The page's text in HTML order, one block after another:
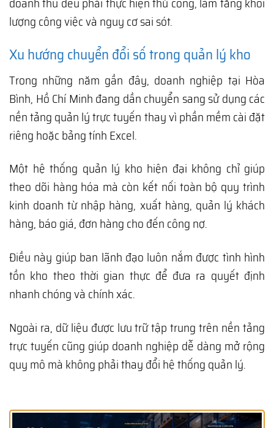
lượng công việc và nguy cơ sai sót.
Xu hướng chuyển đổi số trong quản lý kho
Trong những năm gần đây, doanh nghiệp tại Hòa
Bình, Hồ Chí Minh đang dần chuyển sang sử dụng các
nền tảng quản lý trực tuyến thay vì phần mềm cài đặt
riêng hoặc bảng tính Excel.
Một hệ thống quản lý kho hiện đại không chỉ giúp
theo dõi hàng hóa mà còn kết nối toàn bộ quy trình
kinh doanh từ nhập hàng, xuất hàng, quản lý khách
hàng, báo giá, đơn hàng cho đến công nợ.
Điều này giúp ban lãnh đạo luôn nắm được tình hình
tồn kho theo thời gian thực để đưa ra quyết định
nhanh chóng và chính xác.
Ngoài ra, dữ liệu được lưu trữ tập trung trên nền tảng
trực tuyến cũng giúp doanh nghiệp dễ dàng mở rộng
quy mô mà không phải thay đổi hệ thống quản lý.